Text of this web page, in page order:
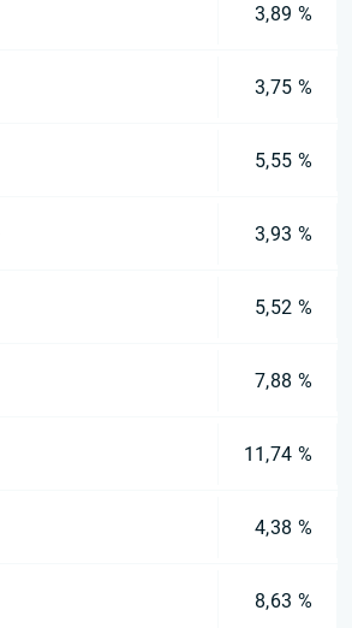
3,89 %
3,75 %
5,55 %
3,93 %
5,52 %
7,88 %
11,74 %
4,38 %
8,63 %